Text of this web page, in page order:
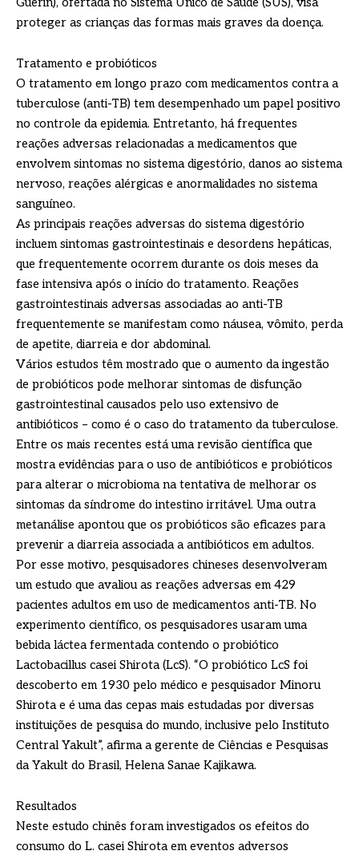
proteger as crianças das formas mais graves da doença.
Tratamento e probióticos
O tratamento em longo prazo com medicamentos contra a
tuberculose (anti-TB) tem desempenhado um papel positivo
no controle da epidemia. Entretanto, há frequentes
reações adversas relacionadas a medicamentos que
envolvem sintomas no sistema digestório, danos ao sistema
nervoso, reações alérgicas e anormalidades no sistema
sanguíneo.
As principais reações adversas do sistema digestório
incluem sintomas gastrointestinais e desordens hepáticas,
que frequentemente ocorrem durante os dois meses da
fase intensiva após o início do tratamento. Reações
gastrointestinais adversas associadas ao anti-TB
frequentemente se manifestam como náusea, vômito, perda
de apetite, diarreia e dor abdominal.
Vários estudos têm mostrado que o aumento da ingestão
de probióticos pode melhorar sintomas de disfunção
gastrointestinal causados pelo uso extensivo de
antibióticos – como é o caso do tratamento da tuberculose.
Entre os mais recentes está uma revisão científica que
mostra evidências para o uso de antibióticos e probióticos
para alterar o microbioma na tentativa de melhorar os
sintomas da síndrome do intestino irritável. Uma outra
metanálise apontou que os probióticos são eficazes para
prevenir a diarreia associada a antibióticos em adultos.
Por esse motivo, pesquisadores chineses desenvolveram
um estudo que avaliou as reações adversas em 429
pacientes adultos em uso de medicamentos anti-TB. No
experimento científico, os pesquisadores usaram uma
bebida láctea fermentada contendo o probiótico
Lactobacillus casei Shirota (LcS). “O probiótico LcS foi
descoberto em 1930 pelo médico e pesquisador Minoru
Shirota e é uma das cepas mais estudadas por diversas
instituições de pesquisa do mundo, inclusive pelo Instituto
Central Yakult”, afirma a gerente de Ciências e Pesquisas
da Yakult do Brasil, Helena Sanae Kajikawa.
Resultados
Neste estudo chinês foram investigados os efeitos do
consumo do L. casei Shirota em eventos adversos